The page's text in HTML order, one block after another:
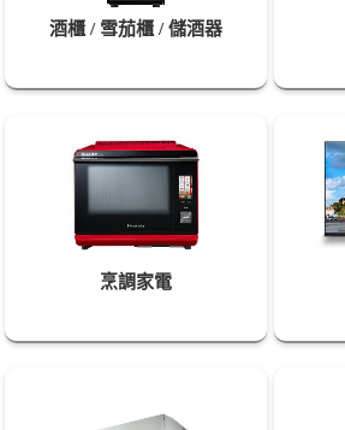
酒櫃 / 雪茄櫃 / 儲酒器
烹調家電